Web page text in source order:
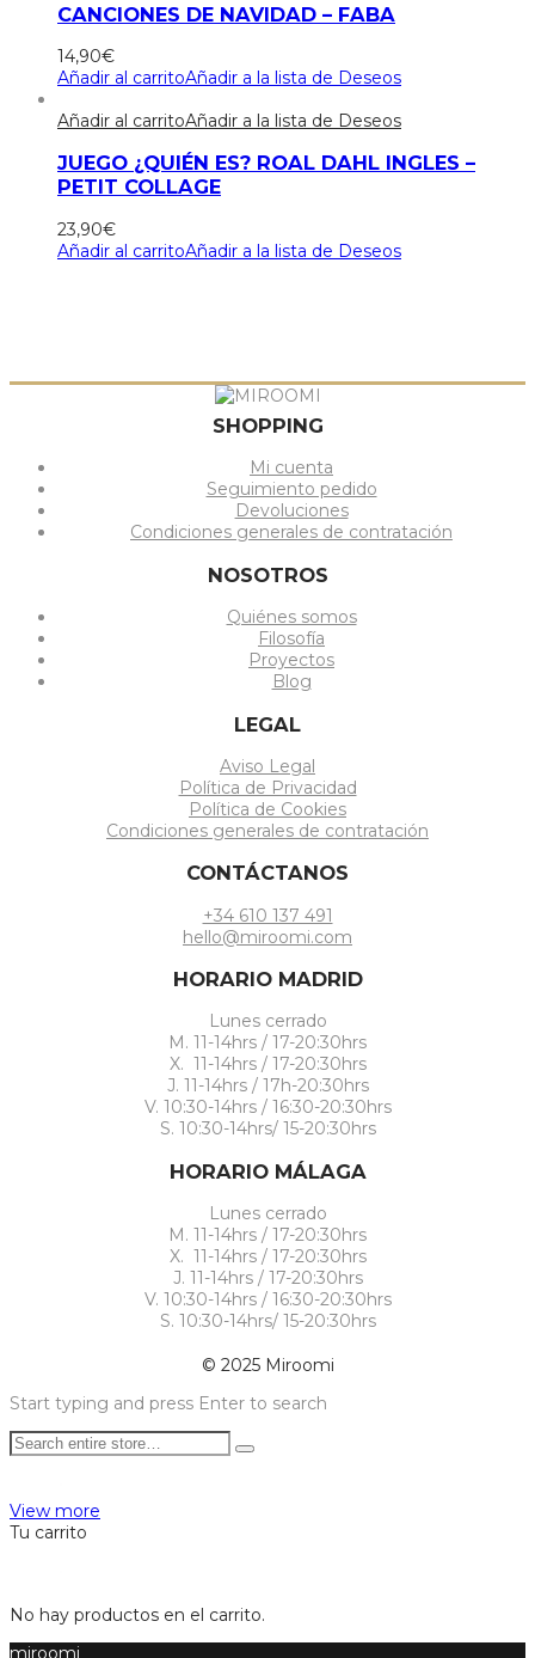
CANCIONES DE NAVIDAD – FABA
14,90€
Añadir al carritoAñadir a la lista de Deseos
Añadir al carritoAñadir a la lista de Deseos
JUEGO ¿QUIÉN ES? ROAL DAHL INGLES –
PETIT COLLAGE
23,90€
Añadir al carritoAñadir a la lista de Deseos
SHOPPING
Mi cuenta
Seguimiento pedido
Devoluciones
Condiciones generales de contratación
NOSOTROS
Quiénes somos
Filosofía
Proyectos
Blog
LEGAL
Aviso Legal
Política de Privacidad
Política de Cookies
Condiciones generales de contratación
CONTÁCTANOS
+34 610 137 491
hello@miroomi.com
HORARIO MADRID
Lunes cerrado
M. 11-14hrs / 17-20:30hrs
X. 11-14hrs / 17-20:30hrs
J. 11-14hrs / 17h-20:30hrs
V. 10:30-14hrs / 16:30-20:30hrs
S. 10:30-14hrs/ 15-20:30hrs
HORARIO MÁLAGA
Lunes cerrado
M. 11-14hrs / 17-20:30hrs
X. 11-14hrs / 17-20:30hrs
J. 11-14hrs / 17-20:30hrs
V. 10:30-14hrs / 16:30-20:30hrs
S. 10:30-14hrs/ 15-20:30hrs
© 2025 Miroomi
Start typing and press Enter to search
View more
Tu carrito
No hay productos en el carrito.
miroomi